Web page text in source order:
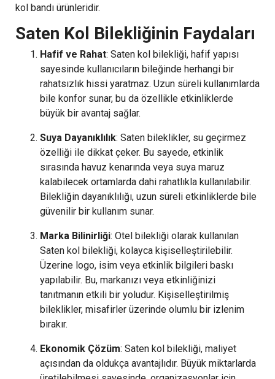
kol bandı ürünleridir.
Saten Kol Bilekliğinin Faydaları
Hafif ve Rahat: Saten kol bilekliği, hafif yapısı
sayesinde kullanıcıların bileğinde herhangi bir
rahatsızlık hissi yaratmaz. Uzun süreli kullanımlarda
bile konfor sunar, bu da özellikle etkinliklerde
büyük bir avantaj sağlar.
Suya Dayanıklılık: Saten bileklikler, su geçirmez
özelliği ile dikkat çeker. Bu sayede, etkinlik
sırasında havuz kenarında veya suya maruz
kalabilecek ortamlarda dahi rahatlıkla kullanılabilir.
Bilekliğin dayanıklılığı, uzun süreli etkinliklerde bile
güvenilir bir kullanım sunar.
Marka Bilinirliği: Otel bilekliği olarak kullanılan
Saten kol bilekliği, kolayca kişiselleştirilebilir.
Üzerine logo, isim veya etkinlik bilgileri baskı
yapılabilir. Bu, markanızı veya etkinliğinizi
tanıtmanın etkili bir yoludur. Kişiselleştirilmiş
bileklikler, misafirler üzerinde olumlu bir izlenim
bırakır.
Ekonomik Çözüm: Saten kol bilekliği, maliyet
açısından da oldukça avantajlıdır. Büyük miktarlarda